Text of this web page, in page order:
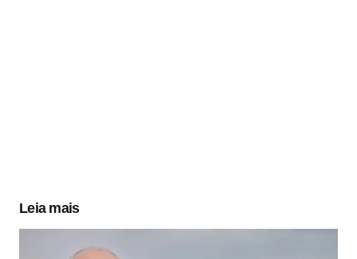
Leia mais